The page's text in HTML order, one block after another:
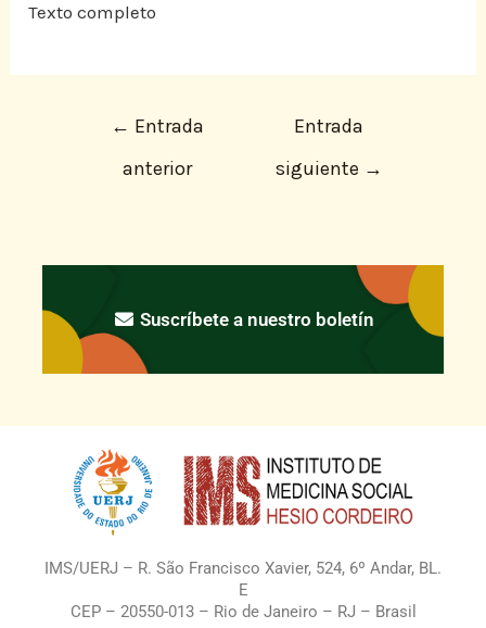
Texto completo
← Entrada
anterior
Entrada
siguiente →
Suscríbete a nuestro boletín
IMS/UERJ – R. São Francisco Xavier, 524, 6º Andar, BL.
E
CEP – 20550-013 – Rio de Janeiro – RJ – Brasil